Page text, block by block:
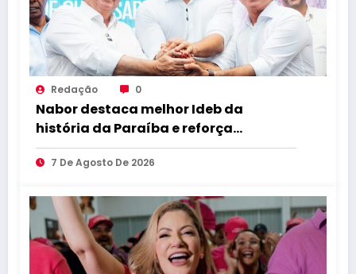
Redação 0
Nabor destaca melhor Ideb da
história da Paraíba e reforça
compromisso com educação de
qualidade
7 De Agosto De 2026